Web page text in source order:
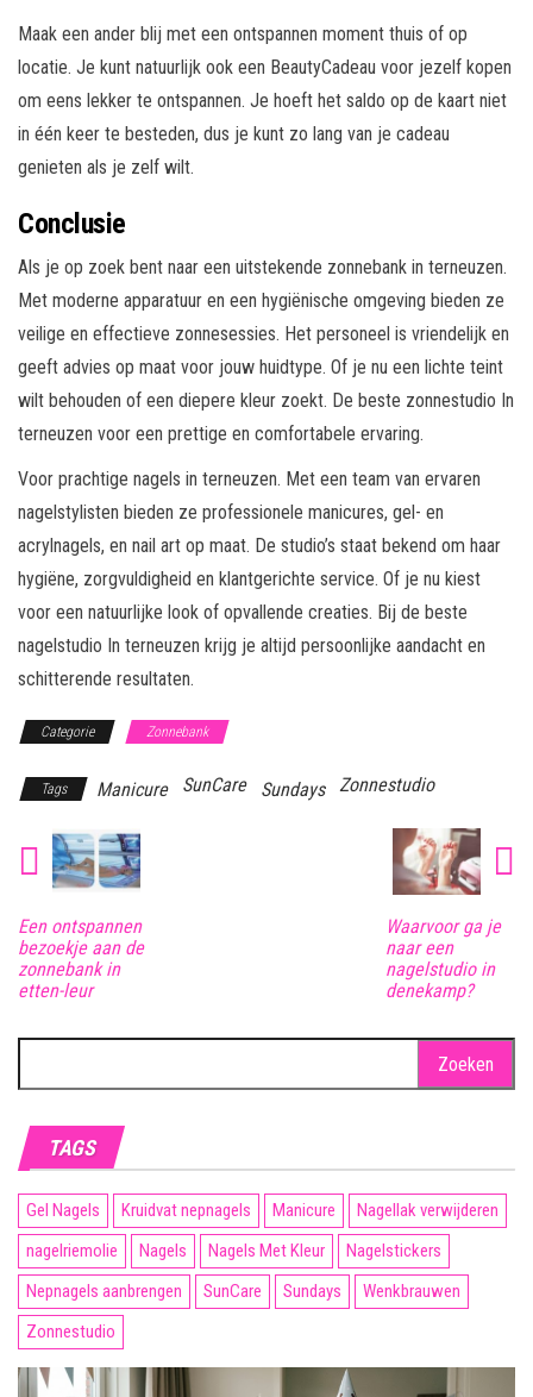
Maak een ander blij met een ontspannen moment thuis of op
locatie. Je kunt natuurlijk ook een BeautyCadeau voor jezelf kopen
om eens lekker te ontspannen. Je hoeft het saldo op de kaart niet
in één keer te besteden, dus je kunt zo lang van je cadeau
genieten als je zelf wilt.
Conclusie
Als je op zoek bent naar een uitstekende zonnebank in terneuzen.
Met moderne apparatuur en een hygiënische omgeving bieden ze
veilige en effectieve zonnesessies. Het personeel is vriendelijk en
geeft advies op maat voor jouw huidtype. Of je nu een lichte teint
wilt behouden of een diepere kleur zoekt. De beste zonnestudio In
terneuzen voor een prettige en comfortabele ervaring.
Voor prachtige nagels in terneuzen. Met een team van ervaren
nagelstylisten bieden ze professionele manicures, gel- en
acrylnagels, en nail art op maat. De studio’s staat bekend om haar
hygiëne, zorgvuldigheid en klantgerichte service. Of je nu kiest
voor een natuurlijke look of opvallende creaties. Bij de beste
nagelstudio In terneuzen krijg je altijd persoonlijke aandacht en
schitterende resultaten.
Categorie Zonnebank
Tags Manicure SunCare Sundays Zonnestudio
Een ontspannen
bezoekje aan de
zonnebank in
etten-leur
Waarvoor ga je
naar een
nagelstudio in
denekamp?
naar:
TAGS
Gel Nagels Kruidvat nepnagels Manicure
Nagellak verwijderen
nagelriemolie
Nagels Nagels Met Kleur
Nagelstickers
Nepnagels aanbrengen
SunCare Sundays
Wenkbrauwen
Zonnestudio